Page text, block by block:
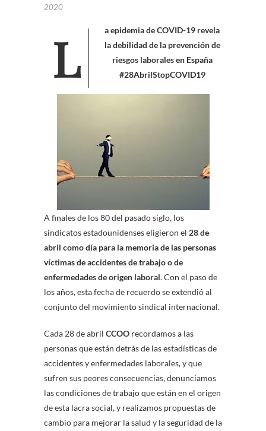
2020
La epidemia de COVID-19 revela
la debilidad de la prevención de
riesgos laborales en España
#28AbrilStopCOVID19
A finales de los 80 del pasado siglo, los
sindicatos estadounidenses eligieron el 28 de
abril como día para la memoria de las personas
víctimas de accidentes de trabajo o de
enfermedades de origen laboral. Con el paso de
los años, esta fecha de recuerdo se extendió al
conjunto del movimiento sindical internacional.
Cada 28 de abril CCOO recordamos a las
personas que están detrás de las estadísticas de
accidentes y enfermedades laborales, y que
sufren sus peores consecuencias, denunciamos
las condiciones de trabajo que están en el origen
de esta lacra social, y realizamos propuestas de
cambio para mejorar la salud y la seguridad de la